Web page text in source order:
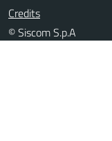
Credits
© Siscom S.p.A